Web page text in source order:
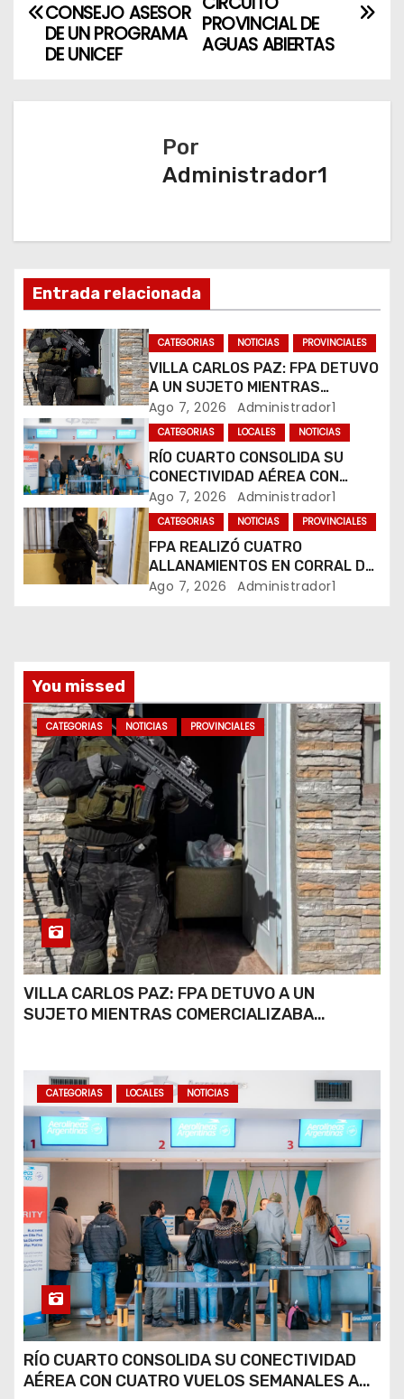
a
e
i
ó
n
d
e
e
n
t
r
a
a
s
PROVINCIAL DE
AGUAS ABIERTAS
CONSEJO ASESOR
DE UN PROGRAMA
DE UNICEF
Por
Administrador1
Entrada relacionada
CATEGORIAS NOTICIAS PROVINCIALES
VILLA CARLOS PAZ: FPA DETUVO
A UN SUJETO MIENTRAS
COMERCIALIZABA COCAÍNA Y
MARIHUANA EN UNA PLAZA
Ago 7, 2026 Administrador1
CATEGORIAS LOCALES NOTICIAS
RÍO CUARTO CONSOLIDA SU
CONECTIVIDAD AÉREA CON
CUATRO VUELOS SEMANALES A
BUENOS AIRES
Ago 7, 2026 Administrador1
CATEGORIAS NOTICIAS PROVINCIALES
FPA REALIZÓ CUATRO
ALLANAMIENTOS EN CORRAL DE
BUSTOS-IFFLINGER
Ago 7, 2026 Administrador1
You missed
CATEGORIAS NOTICIAS PROVINCIALES
VILLA CARLOS PAZ: FPA DETUVO A UN
SUJETO MIENTRAS COMERCIALIZABA
CATEGORIAS LOCALES NOTICIAS
RÍO CUARTO CONSOLIDA SU CONECTIVIDAD
AÉREA CON CUATRO VUELOS SEMANALES A